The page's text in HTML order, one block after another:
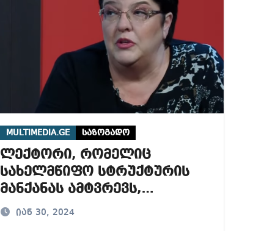
MULTIMEDIA.GE საზოგადო
ლექტორი, რომელიც
სახელმწიფო სტრუქტურის
მანქანას ამტვრევს,
როდესაც აიგნორებს კანონს,
იან 30, 2024